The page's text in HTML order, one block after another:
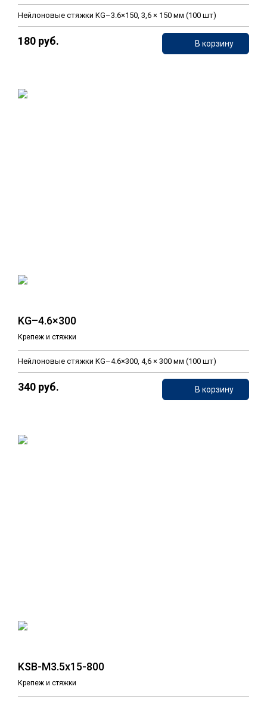
Нейлоновые стяжки KG–3.6×150, 3,6 × 150 мм (100 шт)
180 руб. В корзину
KG–4.6×300
Крепеж и стяжки
Нейлоновые стяжки KG–4.6×300, 4,6 × 300 мм (100 шт)
340 руб. В корзину
KSB-M3.5x15-800
Крепеж и стяжки